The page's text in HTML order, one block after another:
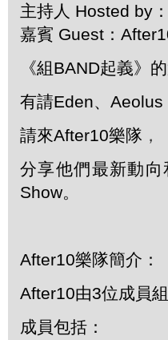
主持人 Hosted by
嘉賓 Guest：
《組BAND起義》的
有請Eden、Aeolus
請來After10樂隊 ，
分享他們最新動
Show。
After10樂隊簡介：
After10由3位成員組
成員包括：